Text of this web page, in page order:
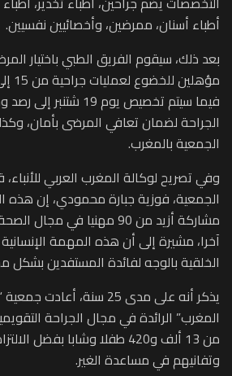
أطباء أسنان، ممرضين، وأخصائيين نفسيين.
بعد ذلك، سيقوم الفريق الطبي باختيار
فيما سيتم تخصيص يوم 19
الجراحة لضمان تعافي المرضى بأمان،
الجمعية بالمغرب.
وفي تصريح لوكالة المغرب العربي للأنباء،
الجمعية، فوزية جبارة محمودي، إن هذه
آخرا، مشيرة إلى أن هذه المهمة
الخلقية بالوجه لفائدة المستفدين بشكل
يذكر أنه على مدى 25 سنة،
المغرب” الرائدة في مجال الجراحة
من 13 ألف و420 طفلا وشابا بفضل
وتفانيهم في مساعدة الغير.